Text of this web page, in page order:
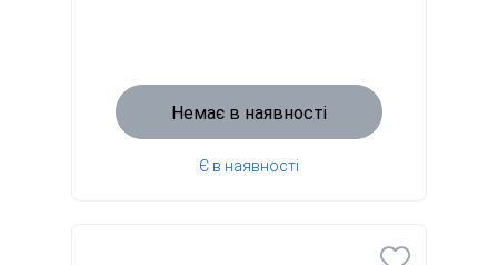
Немає в наявності
Є в наявності